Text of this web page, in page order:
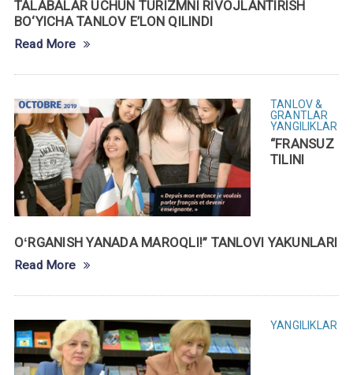
TALABALAR UCHUN TURIZMNI RIVOJLANTIRISH
BO‘YICHA TANLOV E’LON QILINDI
Read More
TANLOV &
GRANTLAR
YANGILIKLAR
“FRANSUZ
TILINI
OʻRGANISH YANADA MAROQLI!” TANLOVI YAKUNLARI
Read More
YANGILIKLAR